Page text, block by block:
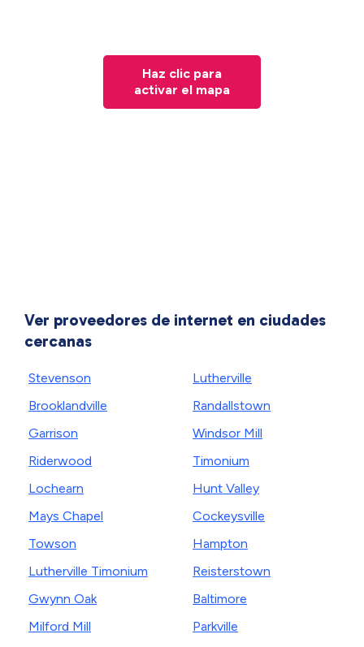
Haz clic para
activar el mapa
Ver proveedores de internet en ciudades
cercanas
Stevenson
Brooklandville
Garrison
Riderwood
Lochearn
Mays Chapel
Towson
Lutherville Timonium
Gwynn Oak
Milford Mill
Lutherville
Randallstown
Windsor Mill
Timonium
Hunt Valley
Cockeysville
Hampton
Reisterstown
Baltimore
Parkville